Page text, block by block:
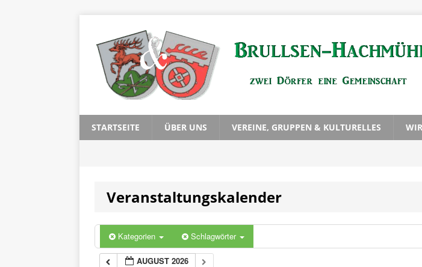
STARTSEITE ÜBER UNS VEREINE, GRUPPEN & KULTURELLES
Veranstaltungskalender
Kategorien Schlagwörter
AUGUST 2026